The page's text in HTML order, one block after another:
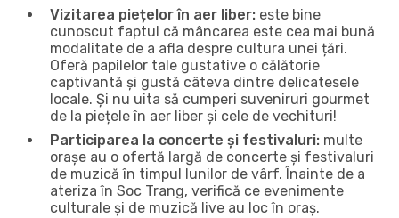
Vizitarea piețelor în aer liber: este bine
cunoscut faptul că mâncarea este cea mai bună
modalitate de a afla despre cultura unei țări.
Oferă papilelor tale gustative o călătorie
captivantă și gustă câteva dintre delicatesele
locale. Și nu uita să cumperi suveniruri gourmet
de la piețele în aer liber și cele de vechituri!
Participarea la concerte și festivaluri: multe
orașe au o ofertă largă de concerte și festivaluri
de muzică în timpul lunilor de vârf. Înainte de a
ateriza în Soc Trang, verifică ce evenimente
culturale și de muzică live au loc în oraș.